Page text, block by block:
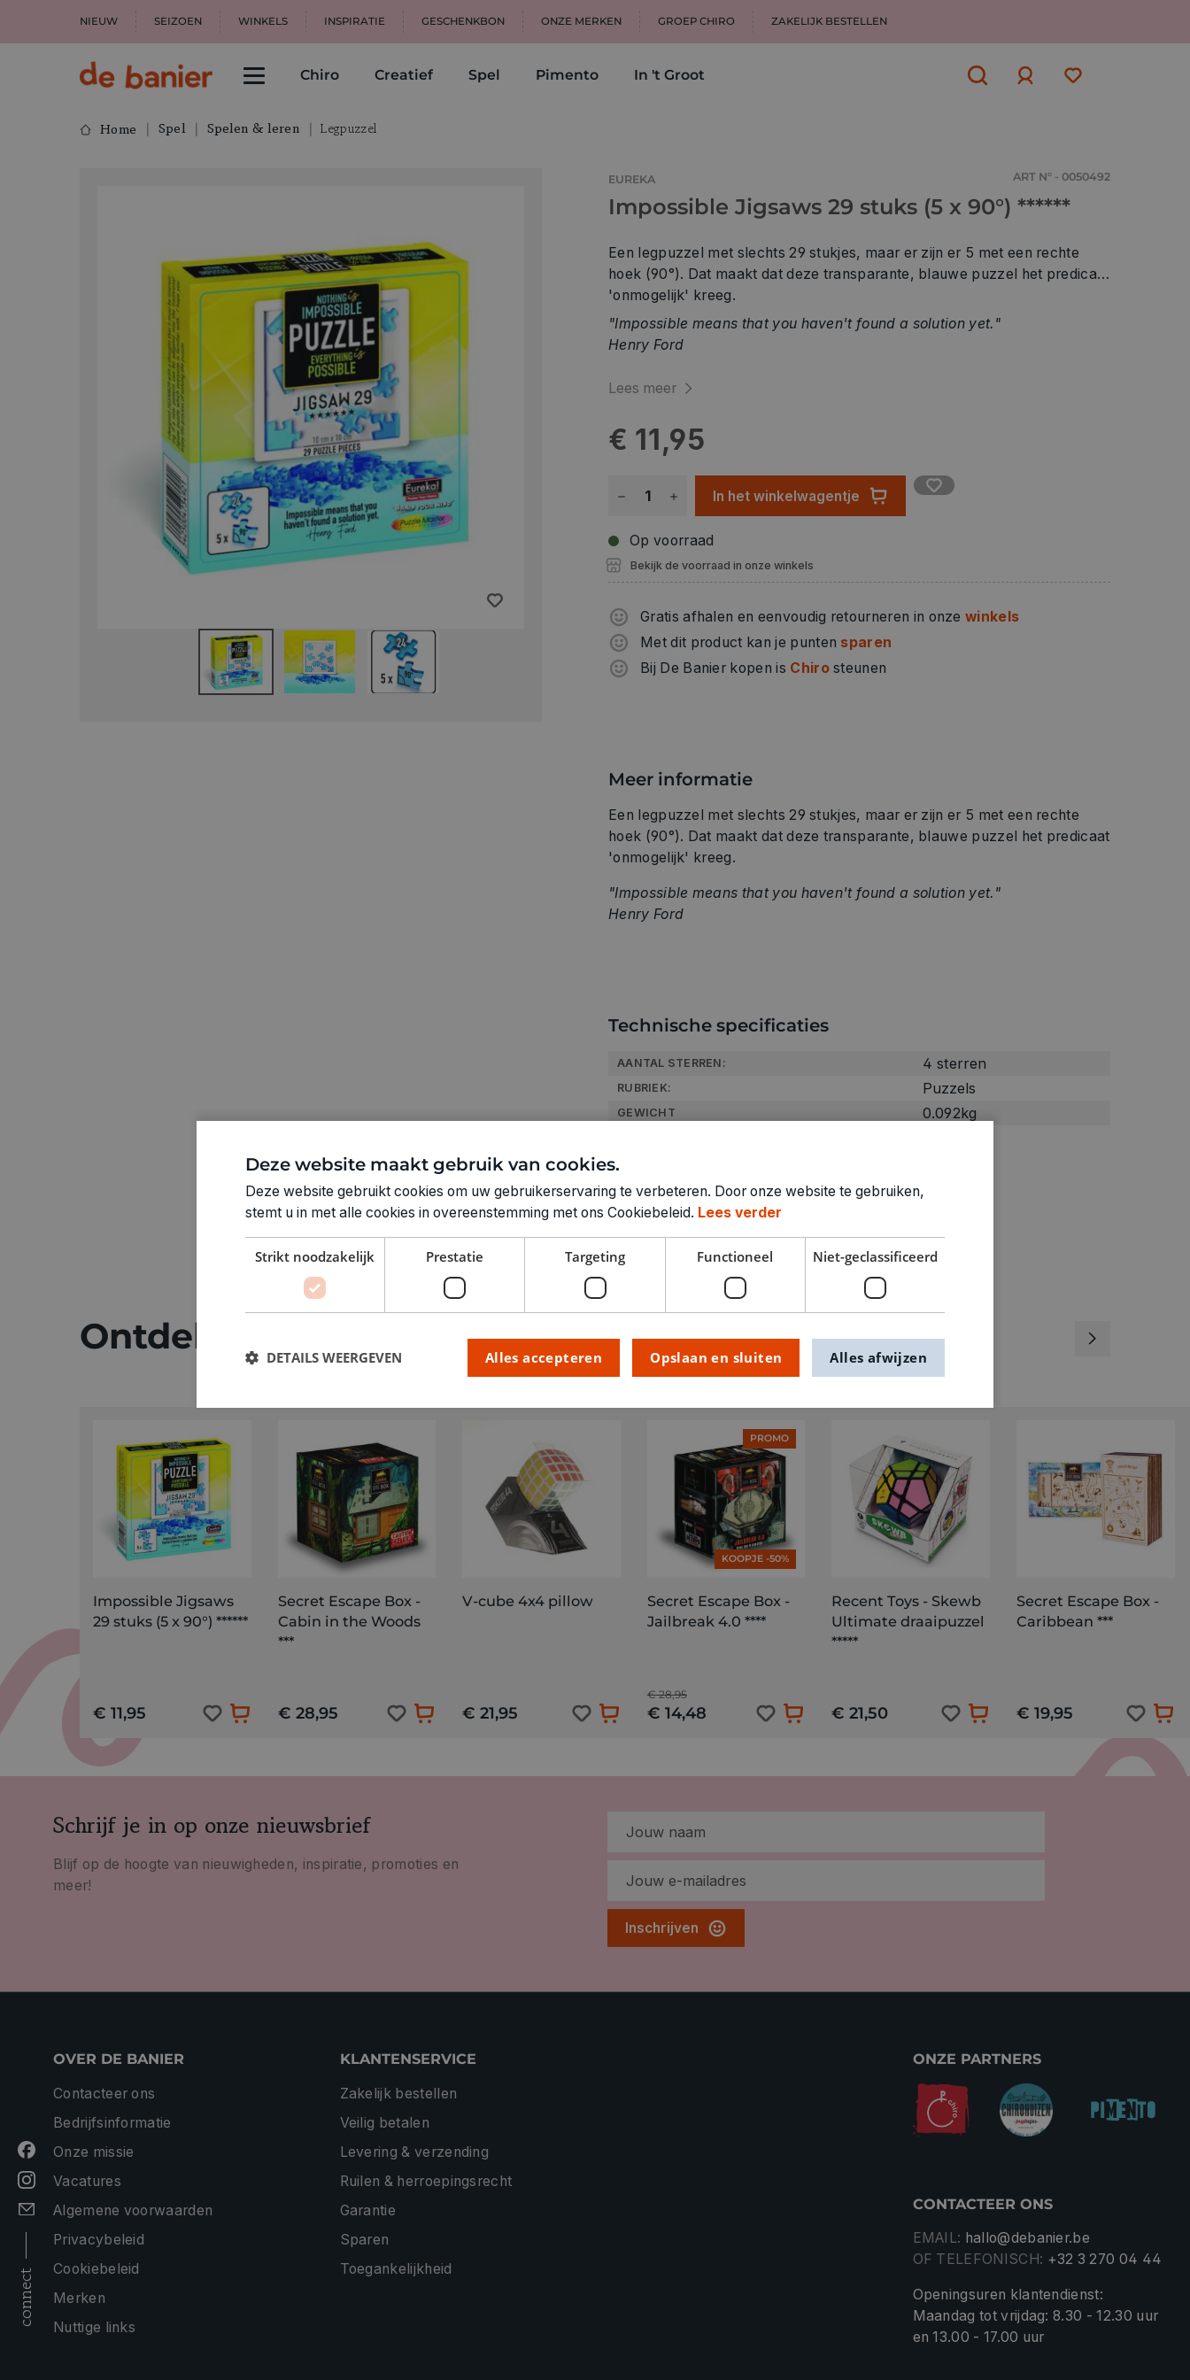
NIEUW SEIZOEN WINKELS INSPIRATIE GESCHENKBON ONZE MERKEN GROEP CHIRO ZAKELIJK BESTELLEN
Chiro Creatief Spel Pimento In 't Groot
Home Spel Spelen & leren Legpuzzel
EUREKA ART N° - 0050492
Impossible Jigsaws 29 stuks (5 x 90°) ******
Een legpuzzel met slechts 29 stukjes, maar er zijn er 5 met een rechte
hoek (90°). Dat maakt dat deze transparante, blauwe puzzel het predicaat
'onmogelijk' kreeg.
"Impossible means that you haven't found a solution yet."
Henry Ford
Lees meer
€ 11,95
In het winkelwagentje
Op voorraad
Bekijk de voorraad in onze winkels
Gratis afhalen en eenvoudig retourneren in onzewinkels
Met dit product kan je punten sparen
Bij De Banier kopen is Chirosteunen
Meer informatie
Een legpuzzel met slechts 29 stukjes, maar er zijn er 5 met een rechte
hoek (90°). Dat maakt dat deze transparante, blauwe puzzel het predicaat
'onmogelijk' kreeg.
"Impossible means that you haven't found a solution yet."
Henry Ford
Technische specificaties
AANTAL STERREN: 4 sterren
RUBRIEK: Puzzels
GEWICHT 0.092kg
Ontdek meer
Impossible Jigsaws
29 stuks (5 x 90°) ******
€ 11,95
Secret Escape Box -
Cabin in the Woods
***
€ 28,95
V-cube 4x4 pillow
€ 21,95
PROMO
KOOPJE -50%
Secret Escape Box -
Jailbreak 4.0 ****
€ 28,95
€ 14,48
Recent Toys - Skewb
Ultimate draaipuzzel
*****
€ 21,50
Secret Escape Box -
Caribbean ***
€ 19,95
Schrijf je in op onze nieuwsbrief
Blijf op de hoogte van nieuwigheden, inspiratie, promoties en
meer!
Inschrijven
connect
OVER DE BANIER
Contacteer ons
Bedrijfsinformatie
Onze missie
Vacatures
Algemene voorwaarden
Privacybeleid
Cookiebeleid
Merken
Nuttige links
KLANTENSERVICE
Zakelijk bestellen
Veilig betalen
Levering & verzending
Ruilen & herroepingsrecht
Garantie
Sparen
Toegankelijkheid
ONZE PARTNERS
CONTACTEER ONS
EMAIL: hallo@debanier.be
OF TELEFONISCH: +32 3 270 04 44
Openingsuren klantendienst:
Maandag tot vrijdag: 8.30 - 12.30 uur
en 13.00 - 17.00 uur
Deze website maakt gebruik van cookies.
Deze website gebruikt cookies om uw gebruikerservaring te verbeteren. Door onze website te gebruiken,
stemt u in met alle cookies in overeenstemming met ons Cookiebeleid. Lees verder
Strikt noodzakelijk Prestatie Targeting Functioneel Niet-geclassificeerd
Opslaan en sluiten
Alles accepteren Alles afwijzen
DETAILS WEERGEVEN